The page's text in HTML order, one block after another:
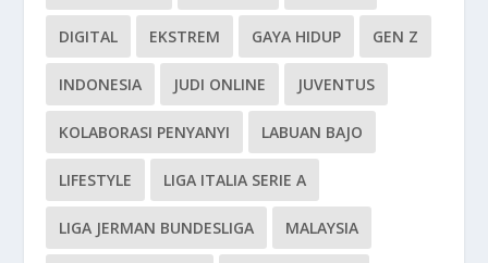
DIGITAL EKSTREM GAYA HIDUP GEN Z
INDONESIA JUDI ONLINE JUVENTUS
KOLABORASI PENYANYI LABUAN BAJO
LIFESTYLE LIGA ITALIA SERIE A
LIGA JERMAN BUNDESLIGA MALAYSIA